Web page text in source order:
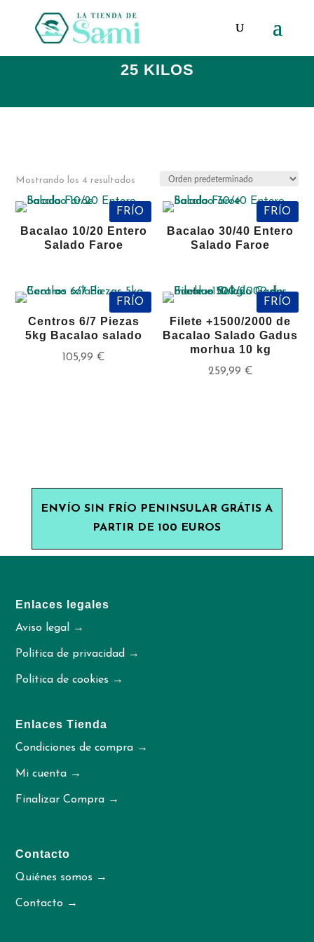
25 KILOS
Mostrando los 4 resultados
FRÍO
Bacalao 10/20 Entero
Salado Faroe
FRÍO
Bacalao 30/40 Entero
Salado Faroe
FRÍO
Centros 6/7 Piezas
5kg Bacalao salado
105,99 €
FRÍO
Filete +1500/2000 de
Bacalao Salado Gadus
morhua 10 kg
259,99 €
ENVÍO SIN FRÍO PENINSULAR GRÁTIS A
PARTIR DE 100 EUROS
Enlaces legales
Aviso legal →
Política de privacidad →
Política de cookies →
Enlaces Tienda
Condiciones de compra →
Mi cuenta →
Finalizar Compra →
Contacto
Quiénes somos →
Contacto →